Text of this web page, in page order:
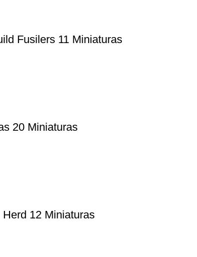
Fusilers 11 Miniaturas
20 Miniaturas
12 Miniaturas